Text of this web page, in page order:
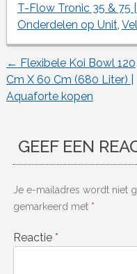
T-Flow Tronic 35 & 75
Onderdelen op Unit,
← Flexibele Koi Bowl 120
Cm X 60 Cm (680 Liter) |
Aquaforte kopen
GEEF EEN
Je e-mailadres wordt niet
gemarkeerd met *
Reactie *